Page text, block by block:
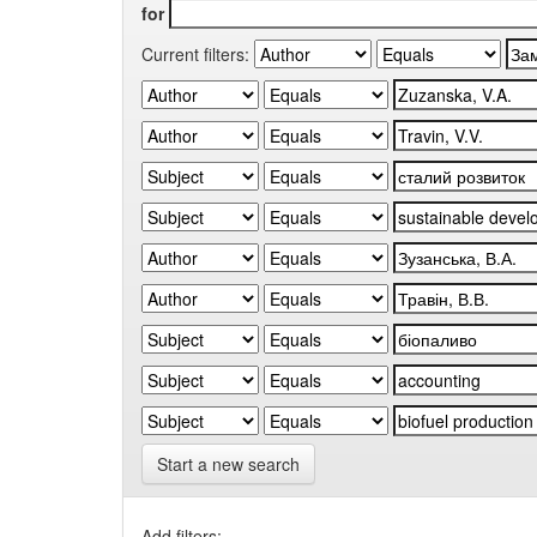
for
Current filters:
Start a new search